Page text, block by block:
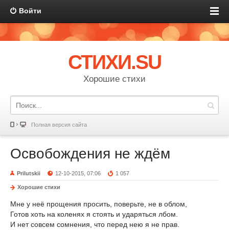
Войти
СТИХИ.SU
Хорошие стихи
Полная версия сайта
Освобождения не ждём
Prilutskii 12-10-2015, 07:06 1 057
Хорошие стихи
Мне у неё прощения просить, поверьте, не в облом,
Готов хоть на коленях я стоять и ударяться лбом.
И нет совсем сомнения, что перед нею я не прав.